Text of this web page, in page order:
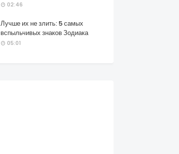
02:46
Лучше их не злить: 5 самых
вспыльчивых знаков Зодиака
05:01